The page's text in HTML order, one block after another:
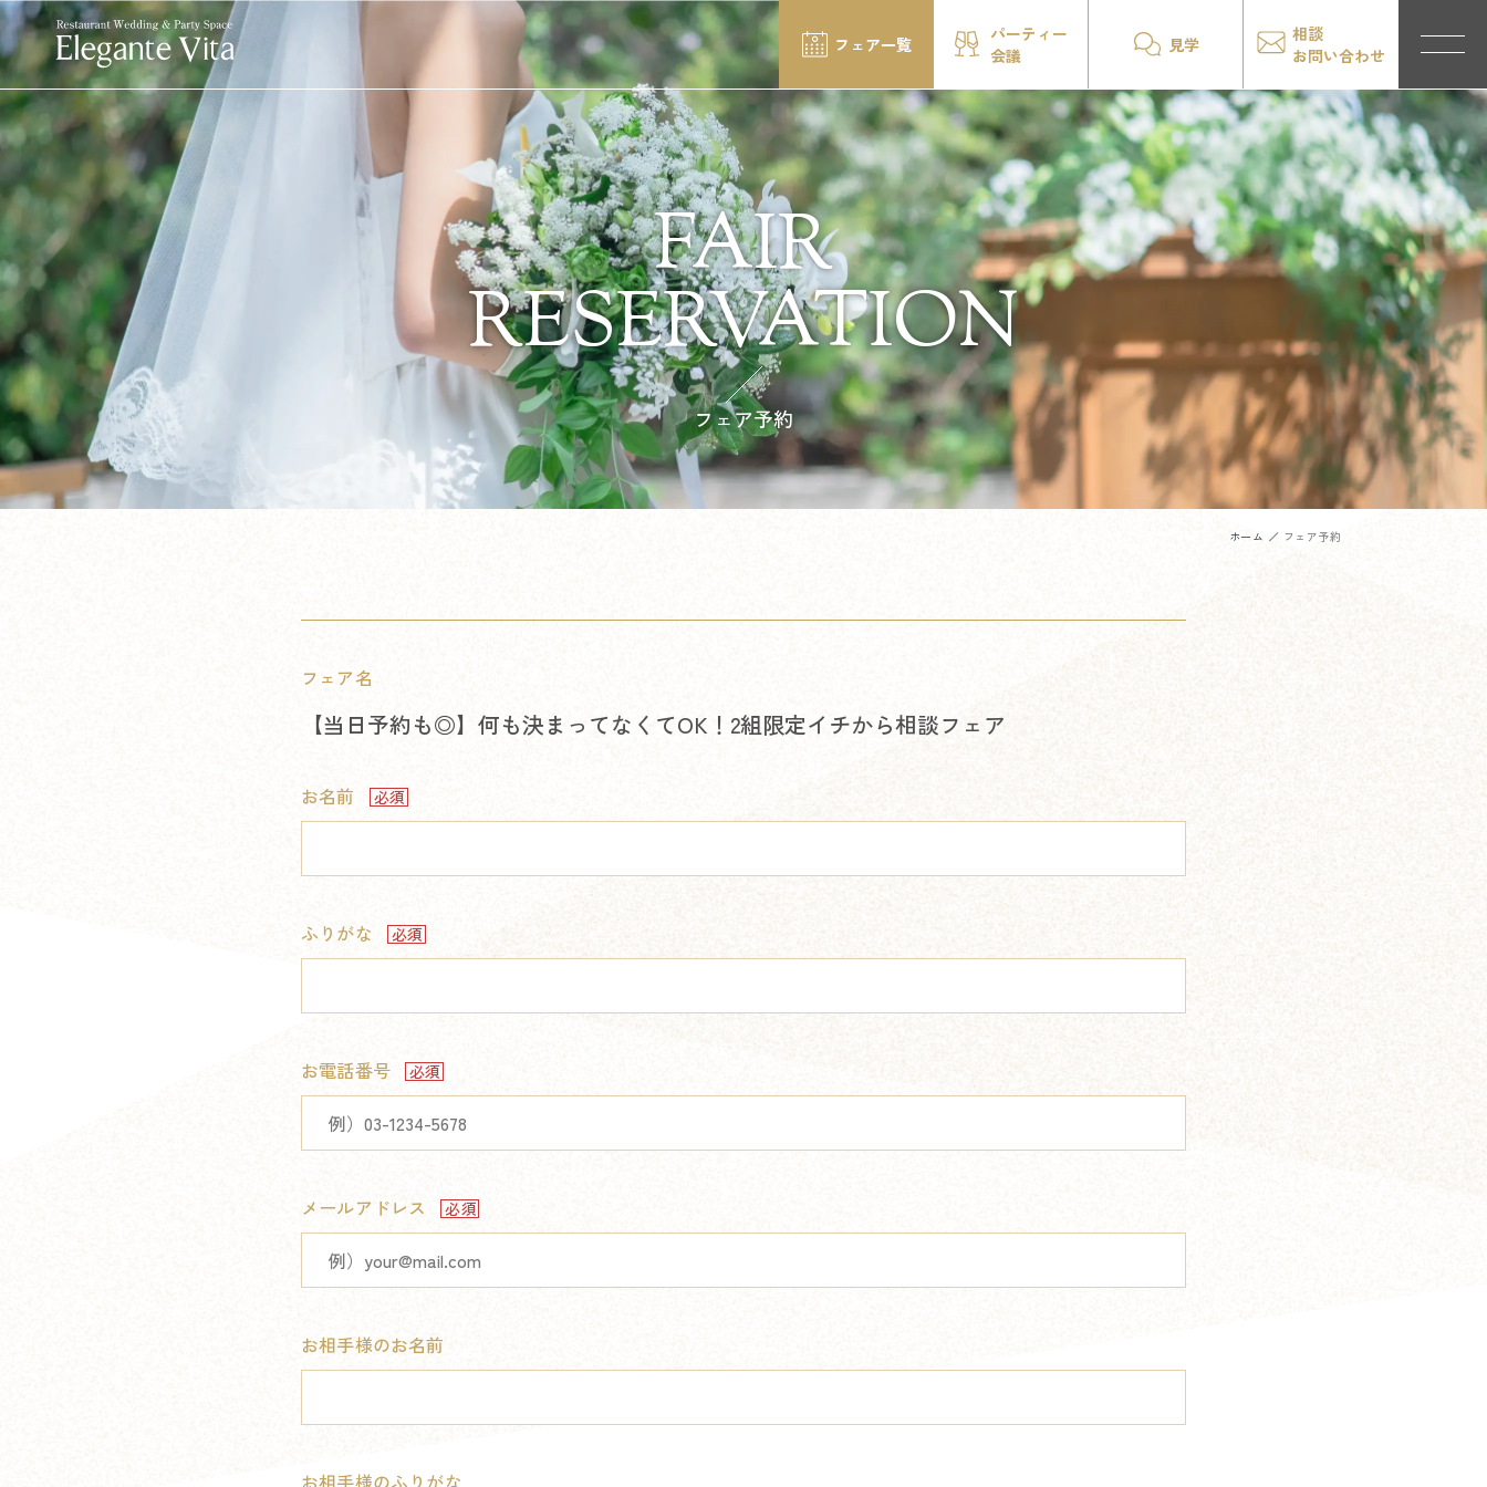
フェア一覧
パーティー
会議
見学
相談
お問い合わせ
FAIR
RESERVATION
フェア予約
ホーム フェア予約
フェア名
【当日予約も◎】何も決まってなくてOK！2組限定イチから相談フェア
お名前
ふりがな
お電話番号
メールアドレス
お相手様のお名前
お相手様のふりがな